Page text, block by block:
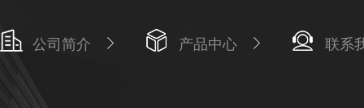
公司简介 产品中心 联系